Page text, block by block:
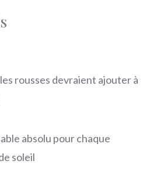
rousses devraient ajouter à
absolu pour chaque
soleil